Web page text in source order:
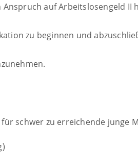
auf Arbeitslosengeld II
zu beginnen und
schwer zu erreichende junge